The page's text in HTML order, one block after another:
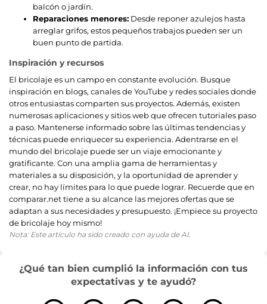
balcón o jardín.
Reparaciones menores: Desde reponer azulejos hasta
arreglar grifos, estos pequeños trabajos pueden ser un
buen punto de partida.
Inspiración y recursos
El bricolaje es un campo en constante evolución. Busque
inspiración en blogs, canales de YouTube y redes sociales donde
otros entusiastas comparten sus proyectos. Además, existen
numerosas aplicaciones y sitios web que ofrecen tutoriales paso
a paso. Mantenerse informado sobre las últimas tendencias y
técnicas puede enriquecer su experiencia. Adentrarse en el
mundo del bricolaje puede ser un viaje emocionante y
gratificante. Con una amplia gama de herramientas y
materiales a su disposición, y la oportunidad de aprender y
crear, no hay límites para lo que puede lograr. Recuerde que en
comparar.net tiene a su alcance las mejores ofertas que se
adaptan a sus necesidades y presupuesto. ¡Empiece su proyecto
de bricolaje hoy mismo!
Nota: Este artículo ha sido creado con ayuda de AI.
¿Qué tan bien cumplió la información con tus
expectativas y te ayudó?